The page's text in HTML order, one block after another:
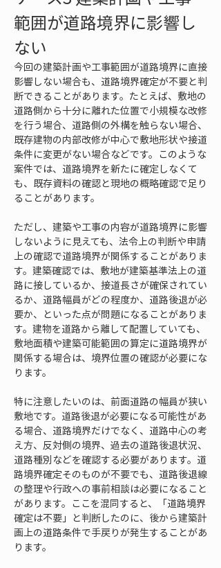
範囲が道路境界に影響し
ない
今回の建築計画や工事範囲が道路境界に直接
影響しない場合も、道路境界確定が不要と判
断できることがあります。たとえば、敷地の
道路側から十分に離れた位置で小規模な改修
を行う場合、道路側の外構を触らない場合、
既存建物の内部改修が中心で敷地形状や接道
条件に変更がない場合などです。このような
案件では、道路境界を新たに確定しなくて
も、既存資料の確認と現地の概略確認で足り
ることがあります。
ただし、建築や工事の内容が道路境界に影響
しないように見えても、法令上の判断や申請
上の確認で道路境界が関係することがありま
す。建築確認では、敷地が建築基準法上の道
路に接しているか、接道長さが確保されてい
るか、道路幅員がどの程度か、道路後退が必
要か、といった点が問題になることがありま
す。建物を道路から離して配置していても、
敷地面積や建築可能範囲の算定に道路境界が
関係する場合は、境界位置の確認が必要にな
ります。
特に注意したいのは、前面道路の幅員が狭い
敷地です。道路後退が必要になる可能性があ
る場合、道路境界だけでなく、道路中心の考
え方、反対側の境界、過去の道路後退状況、
道路種別などを確認する必要があります。道
路境界確定そのものが不要でも、道路後退線
の整理や行政への事前相談は必要になること
があります。ここを混同すると、「道路境界
確定は不要」と判断したのに、後から建築計
画上の道路条件で手戻りが発生することがあ
ります。